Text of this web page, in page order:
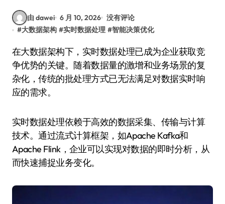
由 dawei 6 月 10, 2026 没有评论
#大数据架构 #实时数据处理 #智能决策优化
在大数据架构下，实时数据处理已成为企业获取竞
争优势的关键。随着数据量的激增和业务场景的复
杂化，传统的批处理方式已无法满足对数据实时响
应的需求。
实时数据处理依赖于高效的数据采集、传输与计算
技术。通过流式计算框架，如Apache Kafka和
Apache Flink，企业可以实现对数据的即时分析，从
而快速捕捉业务变化。